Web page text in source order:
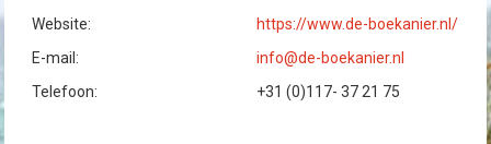
Website:
https://www.de-boekanier.nl/
E-mail:
info@de-boekanier.nl
Telefoon:
+31 (0)117- 37 21 75